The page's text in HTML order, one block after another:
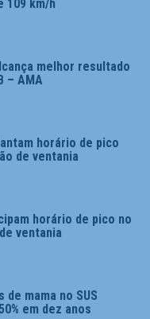
109 km/h
melhor resultado
– AMA
horário de pico
de ventania
horário de pico no
ventania
mama no SUS
em dez anos